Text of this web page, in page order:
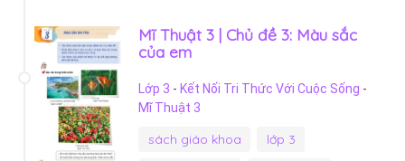
Mĩ Thuật 3 | Chủ đề 3: Màu sắc
của em
Lớp 3 - Kết Nối Tri Thức Với Cuộc Sống -
Mĩ Thuật 3
sách giáo khoa
lớp 3